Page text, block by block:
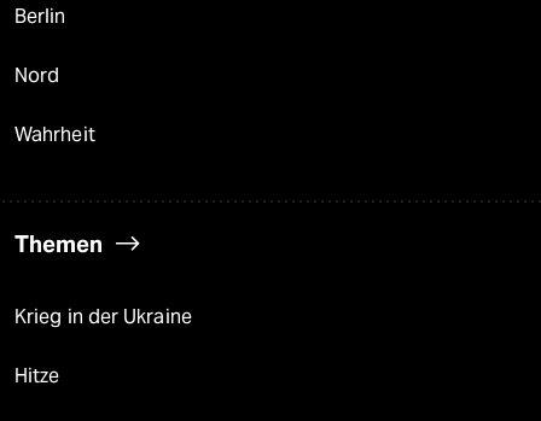
Berlin
Nord
Wahrheit
Themen
Krieg in der Ukraine
Hitze